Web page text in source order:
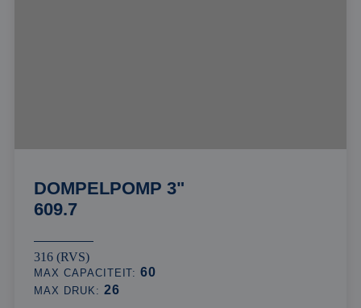
DOMPELPOMP 3"
609.7
316 (RVS)
MAX CAPACITEIT:60
MAX DRUK: 26